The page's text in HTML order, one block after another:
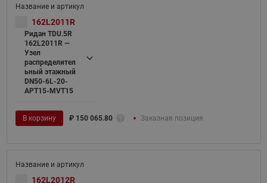
162L2011R
Ридан TDU.5R
162L2011R —
Узел
распределител
ьный этажный
DN50-6L-20-
APT15-MVT15
В корзину ₽ 150 065.80 Заказная позиция
162L2012R